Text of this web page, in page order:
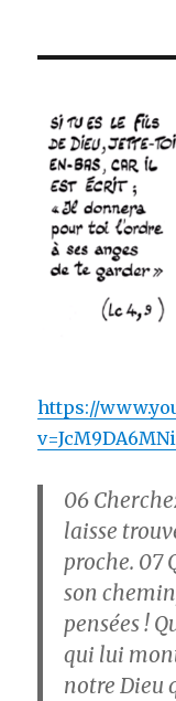
https://
06
laisse
proche. 07
son
pensées !
qui lui
notre Dieu